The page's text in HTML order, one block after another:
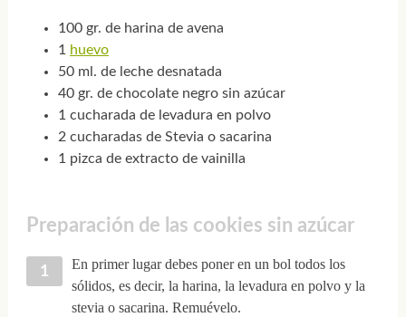
100 gr. de harina de avena
1
huevo
50 ml. de leche desnatada
40 gr. de chocolate negro sin azúcar
1 cucharada de levadura en polvo
2 cucharadas de Stevia o sacarina
1 pizca de extracto de vainilla
Preparación de las cookies sin azúcar
En primer lugar debes poner en un bol todos los
sólidos, es decir, la harina, la levadura en polvo y la
stevia o sacarina. Remuévelo.